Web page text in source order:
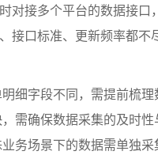
对接多个平台的数据接口
接口标准、更新频率都不
细字段不同，需提前梳理
需确保数据采集的及时性
务场景下的数据需单独采